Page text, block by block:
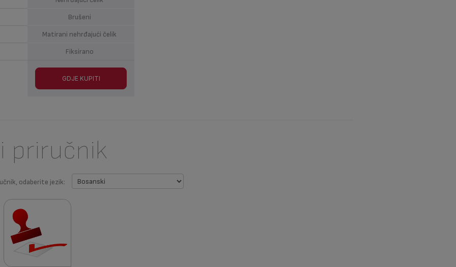
Brušeni
Matirani nehrđajući čelik
Fiksirano
GDJE KUPITI
priručnik
odaberite jezik: